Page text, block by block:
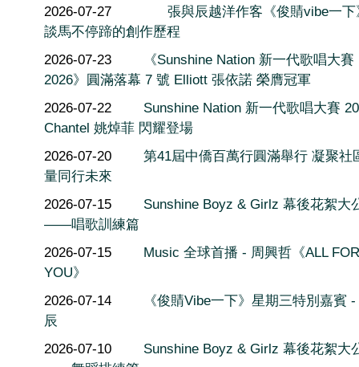
2026-07-27
張與辰越洋作客《俊䝼vibe一下
談馬不停蹄的創作歷程
2026-07-23
《Sunshine Nation 新一代歌唱大賽
2026》圓滿落幕 7 號 Elliott 張依諾 榮膺冠軍
2026-07-22
Sunshine Nation 新一代歌唱大賽
Chantel 姚焯菲 閃耀登場
2026-07-20
第41屆中僑百萬行圓滿舉行 凝聚社
量同行未來
2026-07-15
Sunshine Boyz & Girlz 幕後花絮大
——唱歌訓練篇
2026-07-15
Music 全球首播 - 周興哲《ALL FOR
YOU》
2026-07-14
《俊䝼Vibe一下》星期三特別嘉賓
辰
2026-07-10
Sunshine Boyz & Girlz 幕後花絮大